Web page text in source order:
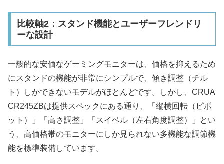
比較軸2：スタンド機能とユーザーフレンドリ
ーな設計
一般的な安価なゲーミングモニターは、価格を抑えるため
にスタンドの機能が非常にシンプルで、傾き調整（チル
ト）しかできないモデルがほとんどです。しかし、CRUA
CR245ZBは提供スペックにある通り、「縦横回転（ピボ
ット）」「高さ調整」「スイベル（左右角度調整）」とい
う、高価格帯のモニターにしか見られない多機能な調節機
能を標準装備しています。